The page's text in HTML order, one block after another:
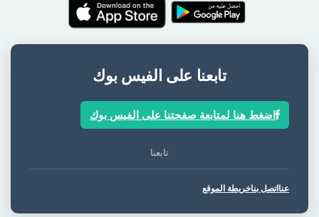
تابعنا على الفيس بوك
اضغط هنا لمتابعة صفحتنا على الفيس بوك
تابعنا
عنا اتصل بناخريطة الموقع